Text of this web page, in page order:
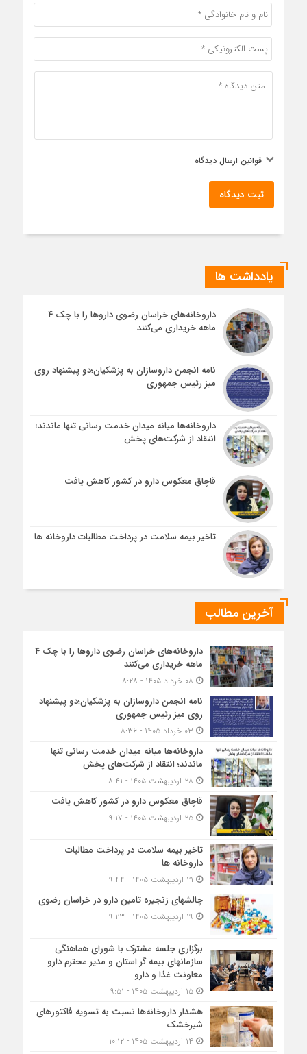
قوانین ارسال دیدگاه
ثبت دیدگاه
یادداشت ها
داروخانه‌های خراسان رضوی داروها را با چک ۴
ماهه خریداری می‌کنند
نامه انجمن داروسازان به پزشکیان؛دو پیشنهاد روی
میز رئیس جمهوری
داروخانه‌ها میانه میدان خدمت رسانی تنها ماندند؛
انتقاد از شرکت‌های پخش
قاچاق معکوس دارو در کشور کاهش یافت
تاخیر بیمه سلامت در پرداخت مطالبات داروخانه ها
آخرین مطالب
داروخانه‌های خراسان رضوی داروها را با چک ۴
ماهه خریداری می‌کنند
نامه انجمن داروسازان به پزشکیان؛دو پیشنهاد
روی میز رئیس جمهوری
داروخانه‌ها میانه میدان خدمت رسانی تنها
ماندند؛ انتقاد از شرکت‌های پخش
قاچاق معکوس دارو در کشور کاهش یافت
۲۵ اردیبهشت ۱۴۰۵ - ۹:۱۷
تاخیر بیمه سلامت در پرداخت مطالبات
داروخانه ها
چالشهای زنجیره تامین دارو در خراسان رضوی
برگزاری جلسه مشترک با شورای هماهنگی
سازمانهای بیمه گر استان و مدیر محترم دارو
معاونت غذا و دارو
۱۵ اردیبهشت ۱۴۰۵ - ۹:۵۱
هشدار داروخانه‌ها نسبت به تسویه فاکتورهای
شیرخشک